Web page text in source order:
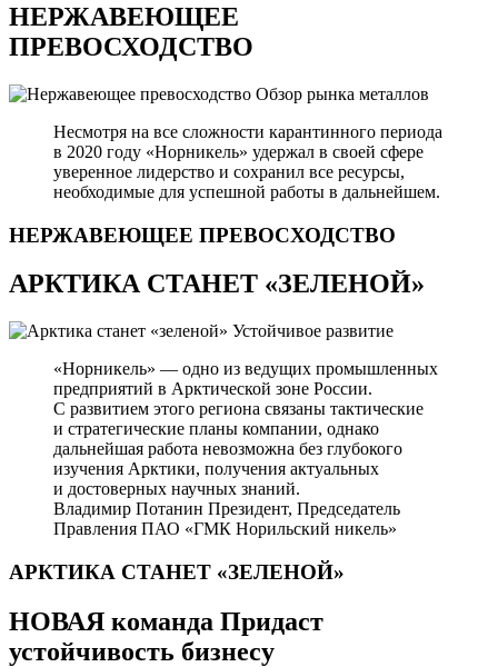
НЕРЖАВЕЮЩЕЕ
ПРЕВОСХОДСТВО
Обзор рынка металлов
Несмотря на все сложности карантинного периода
в 2020 году «Норникель» удержал в своей сфере
уверенное лидерство и сохранил все ресурсы,
необходимые для успешной работы в дальнейшем.
НЕРЖАВЕЮЩЕЕ ПРЕВОСХОДСТВО
АРКТИКА СТАНЕТ «ЗЕЛЕНОЙ»
Устойчивое развитие
«Норникель» — одно из ведущих промышленных
предприятий в Арктической зоне России.
С развитием этого региона связаны тактические
и стратегические планы компании, однако
дальнейшая работа невозможна без глубокого
изучения Арктики, получения актуальных
и достоверных научных знаний.
Владимир Потанин Президент, Председатель
Правления ПАО «ГМК Норильский никель»
АРКТИКА СТАНЕТ «ЗЕЛЕНОЙ»
НОВАЯ команда Придаст
устойчивость бизнесу